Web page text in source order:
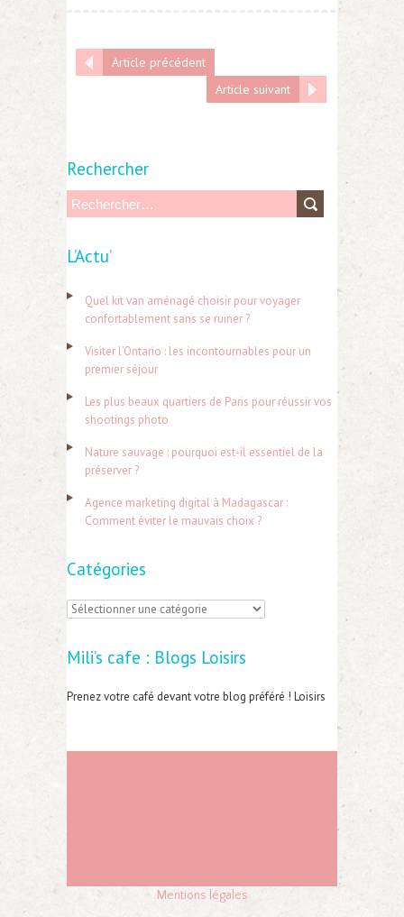
Article précédent
Article suivant
Rechercher
h
r
:
L’Actu’
Quel kit van aménagé choisir pour voyager
confortablement sans se ruiner ?
Visiter l’Ontario : les incontournables pour un
premier séjour
Les plus beaux quartiers de Paris pour réussir vos
shootings photo
Nature sauvage : pourquoi est-il essentiel de la
préserver ?
Agence marketing digital à Madagascar :
Comment éviter le mauvais choix ?
Catégories
C
t
é
o
Mili’s cafe : Blogs Loisirs
Prenez votre café devant votre blog préféré ! Loisirs
Mentions légales